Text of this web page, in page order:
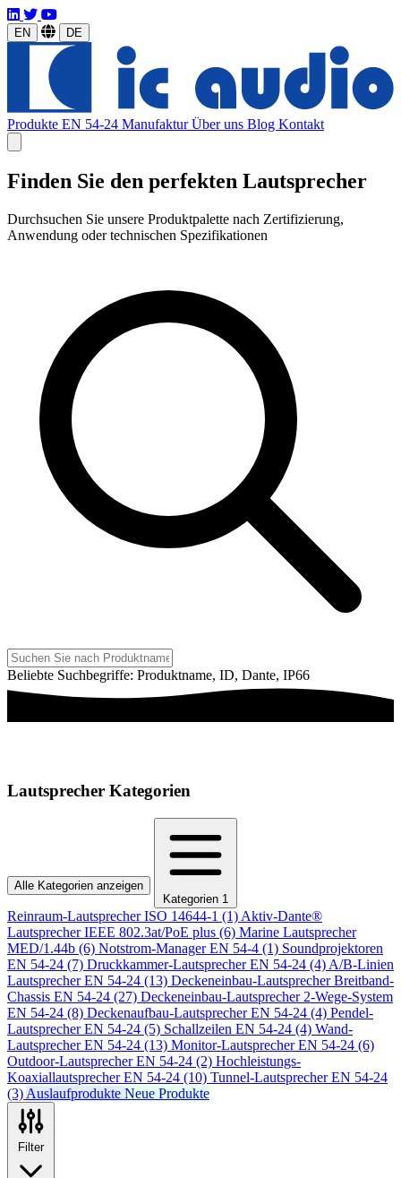
EN DE
Produkte EN 54-24 ManufakturÜber uns Blog Kontakt
Finden Sie den perfekten Lautsprecher
Durchsuchen Sie unsere Produktpalette nach Zertifizierung,
Anwendung oder technischen Spezifikationen
Beliebte Suchbegriffe: Produktname, ID, Dante, IP66
Lautsprecher Kategorien
Alle Kategorien anzeigen
Kategorien 1
Reinraum-Lautsprecher ISO 14644-1 (1) Aktiv-Dante®
Lautsprecher IEEE 802.3at/PoE plus (6) Marine Lautsprecher
MED/1.44b (6) Notstrom-Manager EN 54-4 (1) Soundprojektoren
EN 54-24 (7) Druckkammer-Lautsprecher EN 54-24 (4) A/B-Linien
Lautsprecher EN 54-24 (13) Deckeneinbau-Lautsprecher Breitband-
Chassis EN 54-24 (27) Deckeneinbau-Lautsprecher 2-Wege-System
EN 54-24 (8) Deckenaufbau-Lautsprecher EN 54-24 (4) Pendel-
Lautsprecher EN 54-24 (5) Schallzeilen EN 54-24 (4) Wand-
Lautsprecher EN 54-24 (13) Monitor-Lautsprecher EN 54-24 (6)
Outdoor-Lautsprecher EN 54-24 (2) Hochleistungs-
Koaxiallautsprecher EN 54-24 (10) Tunnel-Lautsprecher EN 54-24
(3) Auslaufprodukte Neue Produkte
Filter